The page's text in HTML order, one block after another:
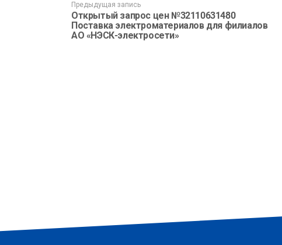
Предыдущая запись
Открытый запрос цен №32110631480
Поставка электроматериалов для филиалов
АО «НЭСК-электросети»